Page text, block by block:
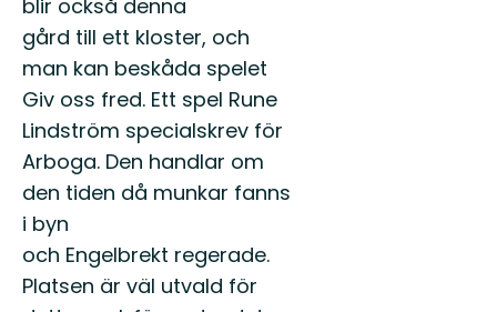
blir också denna
gård till ett kloster, och
man kan beskåda spelet
Giv oss fred. Ett spel Rune
Lindström specialskrev för
Arboga. Den handlar om
den tiden då munkar fanns
i byn
och Engelbrekt regerade.
Platsen är väl utvald för